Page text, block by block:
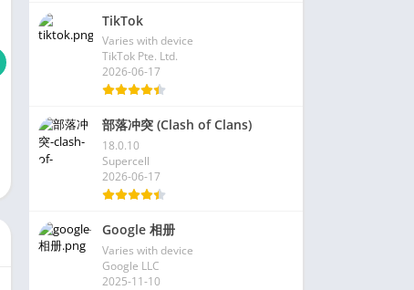
TikTok
Varies with device
TikTok Pte. Ltd.
2026-06-17
部落冲突 (Clash of Clans)
18.0.10
Supercell
2026-06-17
Google 相册
Varies with device
Google LLC
2025-11-10